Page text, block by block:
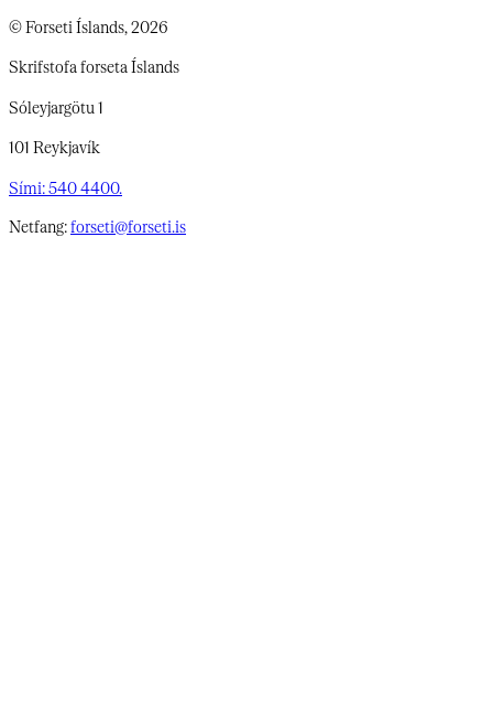
© Forseti Íslands, 2026
Skrifstofa forseta Íslands
Sóleyjargötu 1
101 Reykjavík
Sími: 540 4400.
Netfang:forseti@forseti.is